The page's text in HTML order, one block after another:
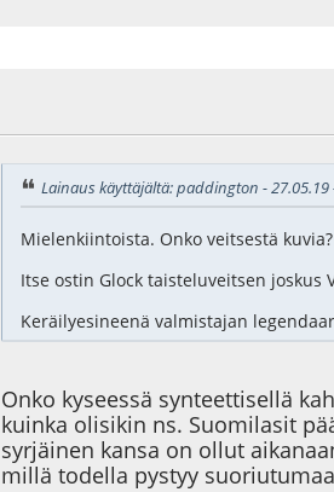
Lainaus käyttäjältä: paddington - 27.05.19
Mielenkiintoista. Onko veitsestä kuvia?
Itse ostin Glock taisteluveitsen
Keräilyesineenä valmistajan
Onko kyseessä synteettisellä
kuinka olisikin ns. Suomilasit
syrjäinen kansa on ollut
millä todella pystyy